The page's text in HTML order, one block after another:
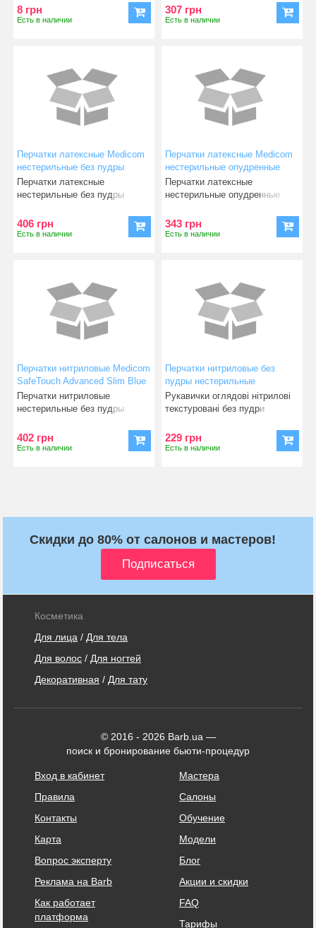
8 грн
Есть в наличии
(размер
307 грн
Есть в наличии
Перчатки латексные Medicom
нестерильные без пудры
SafeTouch Connect Vitals
(размер S) 50 пар
Перчатки латексные
нестерильные без пудры
Vitals
406 грн
Есть в наличии
Перчатки латексные Medicom
нестерильные опудренные
SafeTouch E-Series (размер S)
50 пар
Перчатки латексные
нестерильные опудренные
(разм
343 грн
Есть в наличии
Перчатки нитриловые Medicom
SafeTouch Advanced Slim Blue
3.6 гр (размер M) 50 пар
Перчатки нитриловые
нестерильные без пудры
Slim
402 грн
Есть в наличии
Перчатки нитриловые без
пудры нестерильные
SafeTouch Advanced
фиолетовые M (3,5 г)
Рукавички оглядовi нiтриловi
текстуровані без пудри
229 грн
Есть в наличии
Скидки до 80% от салонов и мастеров!
Косметика
Для лица / Для тела
Для волос / Для ногтей
Декоративная / Для тату
© 2016 - 2026 Barb.ua —
поиск и бронирование бьюти-процедур
Вход в кабинет
Правила
Контакты
Карта
Вопрос эксперту
Реклама на Barb
Как работает
платформа
Мастера
Салоны
Обучение
Модели
Блог
Акции и скидки
FAQ
Тарифы